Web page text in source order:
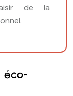
de la
éco-